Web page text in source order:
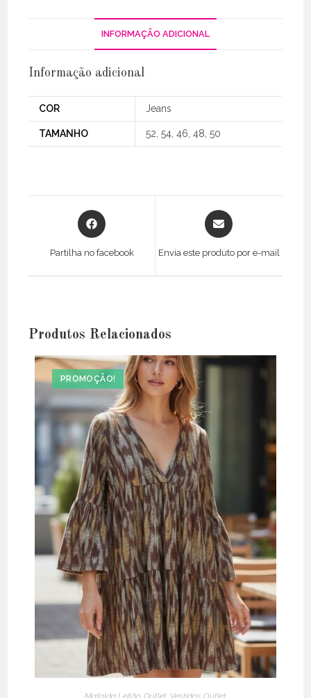
INFORMAÇÃO ADICIONAL
Informação adicional
COR Jeans
TAMANHO 52, 54, 46, 48, 50
Opens
in
Partilha no facebook
Opens
in
Envia este produto por e-mail
Produtos Relacionados
PROMOÇÃO!